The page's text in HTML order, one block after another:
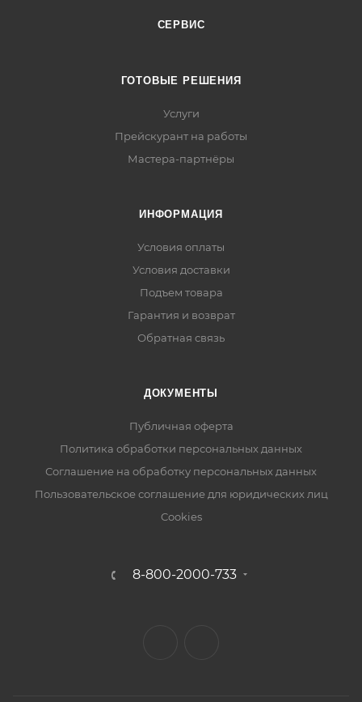
СЕРВИС
ГОТОВЫЕ РЕШЕНИЯ
Услуги
Прейскурант на работы
Мастера-партнёры
ИНФОРМАЦИЯ
Условия оплаты
Условия доставки
Подъем товара
Гарантия и возврат
Обратная связь
ДОКУМЕНТЫ
Публичная оферта
Политика обработки персональных данных
Соглашение на обработку персональных данных
Пользовательское соглашение для юридических лиц
Cookies
8-800-2000-733